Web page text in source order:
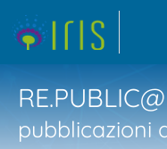
pubblicazioni